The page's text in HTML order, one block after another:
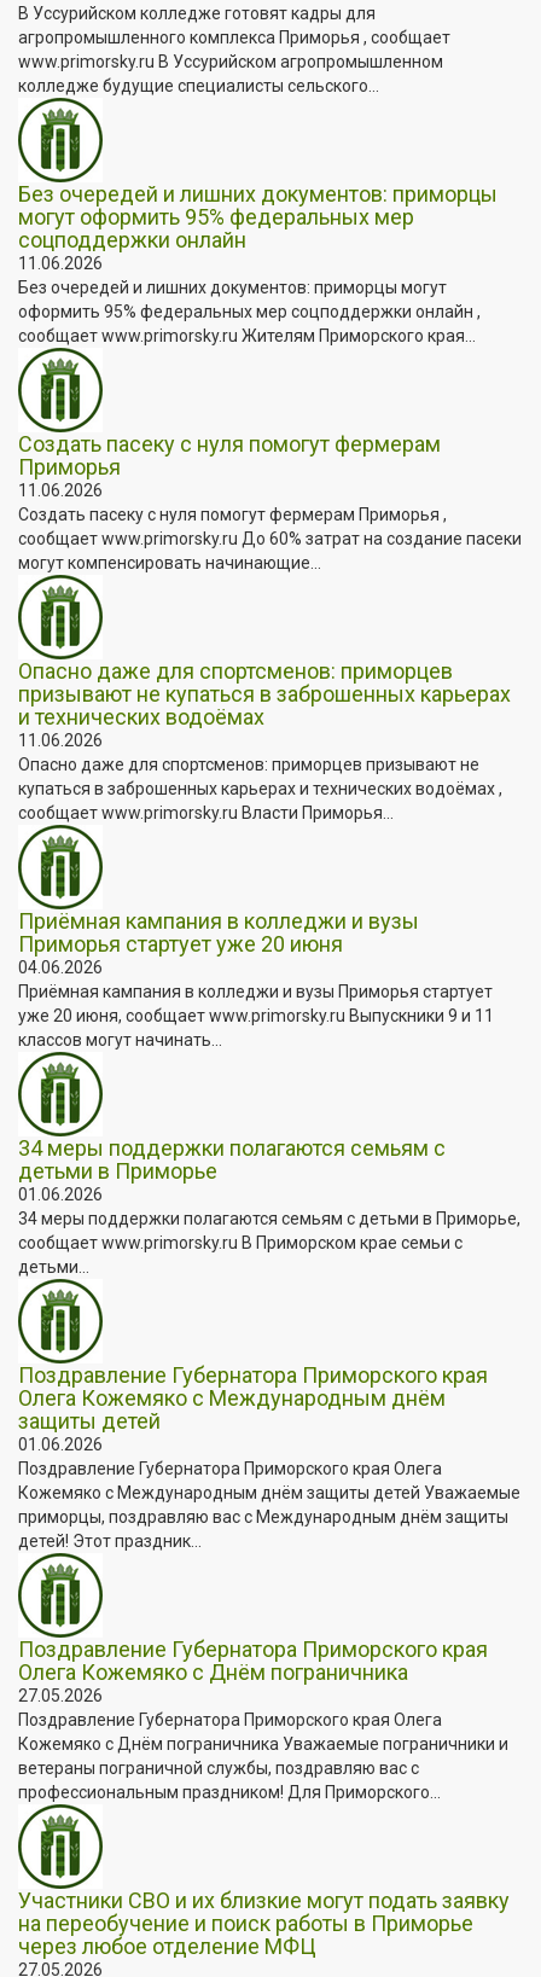
В Уссурийском колледже готовят кадры для
агропромышленного комплекса Приморья , сообщает
www.primorsky.ru В Уссурийском агропромышленном
колледже будущие специалисты сельского...
Без очередей и лишних документов: приморцы
могут оформить 95% федеральных мер
соцподдержки онлайн
11.06.2026
Без очередей и лишних документов: приморцы могут
оформить 95% федеральных мер соцподдержки онлайн ,
сообщает www.primorsky.ru Жителям Приморского края...
Создать пасеку с нуля помогут фермерам
Приморья
11.06.2026
Создать пасеку с нуля помогут фермерам Приморья ,
сообщает www.primorsky.ru До 60% затрат на создание пасеки
могут компенсировать начинающие...
Опасно даже для спортсменов: приморцев
призывают не купаться в заброшенных карьерах
и технических водоёмах
11.06.2026
Опасно даже для спортсменов: приморцев призывают не
купаться в заброшенных карьерах и технических водоёмах ,
сообщает www.primorsky.ru Власти Приморья...
Приёмная кампания в колледжи и вузы
Приморья стартует уже 20 июня
04.06.2026
Приёмная кампания в колледжи и вузы Приморья стартует
уже 20 июня, сообщает www.primorsky.ru Выпускники 9 и 11
классов могут начинать...
34 меры поддержки полагаются семьям с
детьми в Приморье
01.06.2026
34 меры поддержки полагаются семьям с детьми в Приморье,
сообщает www.primorsky.ru В Приморском крае семьи с
детьми...
Поздравление Губернатора Приморского края
Олега Кожемяко с Международным днём
защиты детей
01.06.2026
Поздравление Губернатора Приморского края Олега
Кожемяко с Международным днём защиты детей Уважаемые
приморцы, поздравляю вас с Международным днём защиты
детей! Этот праздник...
Поздравление Губернатора Приморского края
Олега Кожемяко с Днём пограничника
27.05.2026
Поздравление Губернатора Приморского края Олега
Кожемяко с Днём пограничника Уважаемые пограничники и
ветераны пограничной службы, поздравляю вас с
профессиональным праздником! Для Приморского...
Участники СВО и их близкие могут подать заявку
на переобучение и поиск работы в Приморье
через любое отделение МФЦ
27.05.2026